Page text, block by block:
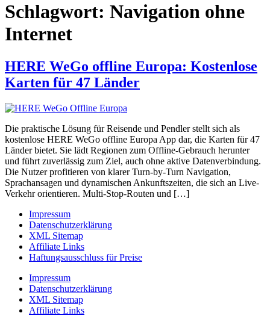
Schlagwort: Navigation ohne
Internet
HERE WeGo offline Europa: Kostenlose
Karten für 47 Länder
Die praktische Lösung für Reisende und Pendler stellt sich als
kostenlose HERE WeGo offline Europa App dar, die Karten für 47
Länder bietet. Sie lädt Regionen zum Offline-Gebrauch herunter
und führt zuverlässig zum Ziel, auch ohne aktive Datenverbindung.
Die Nutzer profitieren von klarer Turn-by-Turn Navigation,
Sprachansagen und dynamischen Ankunftszeiten, die sich an Live-
Verkehr orientieren. Multi-Stop-Routen und […]
Impressum
Datenschutzerklärung
XML Sitemap
Affiliate Links
Haftungsausschluss für Preise
Impressum
Datenschutzerklärung
XML Sitemap
Affiliate Links